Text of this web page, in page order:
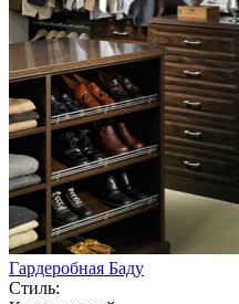
Гардеробная Баду
Стиль: